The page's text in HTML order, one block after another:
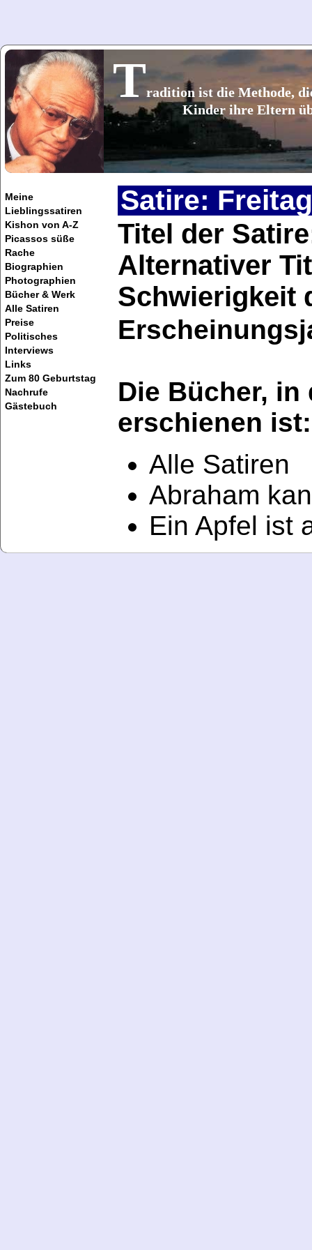
Tradition ist die Methode,
Kinder ihre Eltern
Meine
Lieblingssatiren
Kishon von A-Z
Picassos süße
Rache
Biographien
Photographien
Bücher & Werk
Alle Satiren
Preise
Politisches
Interviews
Links
Zum 80 Geburtstag
Nachrufe
Gästebuch
Satire: Freitag
Titel der
Alternativer
Schwierigkeit
Die Bücher, in
erschienen ist:
Alle Satiren
Abraham
Ein Apfel ist